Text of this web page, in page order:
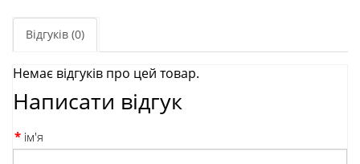
Відгуків (0)
Немає відгуків про цей товар.
Написати відгук
ім'я